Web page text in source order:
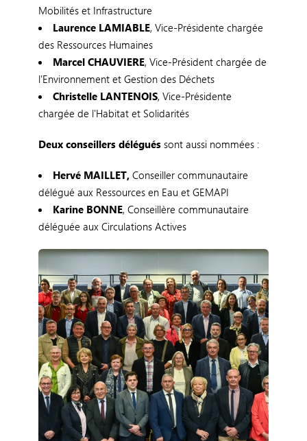
Mobilités et Infrastructure
Laurence LAMIABLE, Vice-Présidente chargée
des Ressources Humaines
Marcel CHAUVIERE, Vice-Président chargée de
l'Environnement et Gestion des Déchets
Christelle LANTENOIS, Vice-Présidente
chargée de l'Habitat et Solidarités
Deux conseillers déléguéssont aussi nommées :
Hervé MAILLET, Conseiller communautaire
délégué aux Ressources en Eau et GEMAPI
Karine BONNE, Conseillère communautaire
déléguée aux Circulations Actives